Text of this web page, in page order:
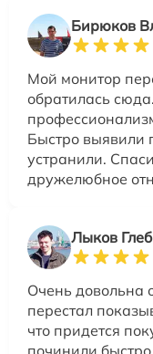
Бирюков
Мой монитор
обратилась
Быстро выявили
устранили.
дружелюбное
Лыков Глеб
Очень довольна
перестал
что придется
починили